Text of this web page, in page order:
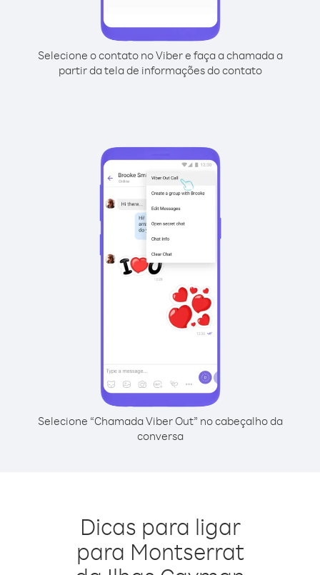
Selecione o contato no Viber e faça a chamada a
partir da tela de informações do contato
Selecione “Chamada Viber Out” no cabeçalho da
conversa
Dicas para ligar
para Montserrat